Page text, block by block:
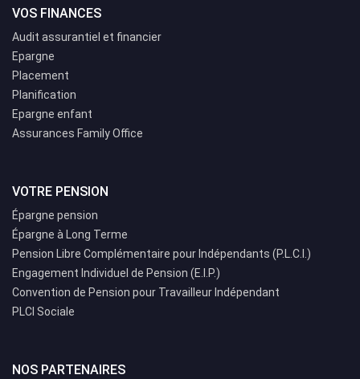
VOS FINANCES
Audit assurantiel et financier
Epargne
Placement
Planification
Epargne enfant
Assurances Family Office
VOTRE PENSION
Épargne pension
Épargne à Long Terme
Pension Libre Complémentaire pour Indépendants (P.L.C.I.)
Engagement Individuel de Pension (E.I.P.)
Convention de Pension pour Travailleur Indépendant
PLCI Sociale
NOS PARTENAIRES